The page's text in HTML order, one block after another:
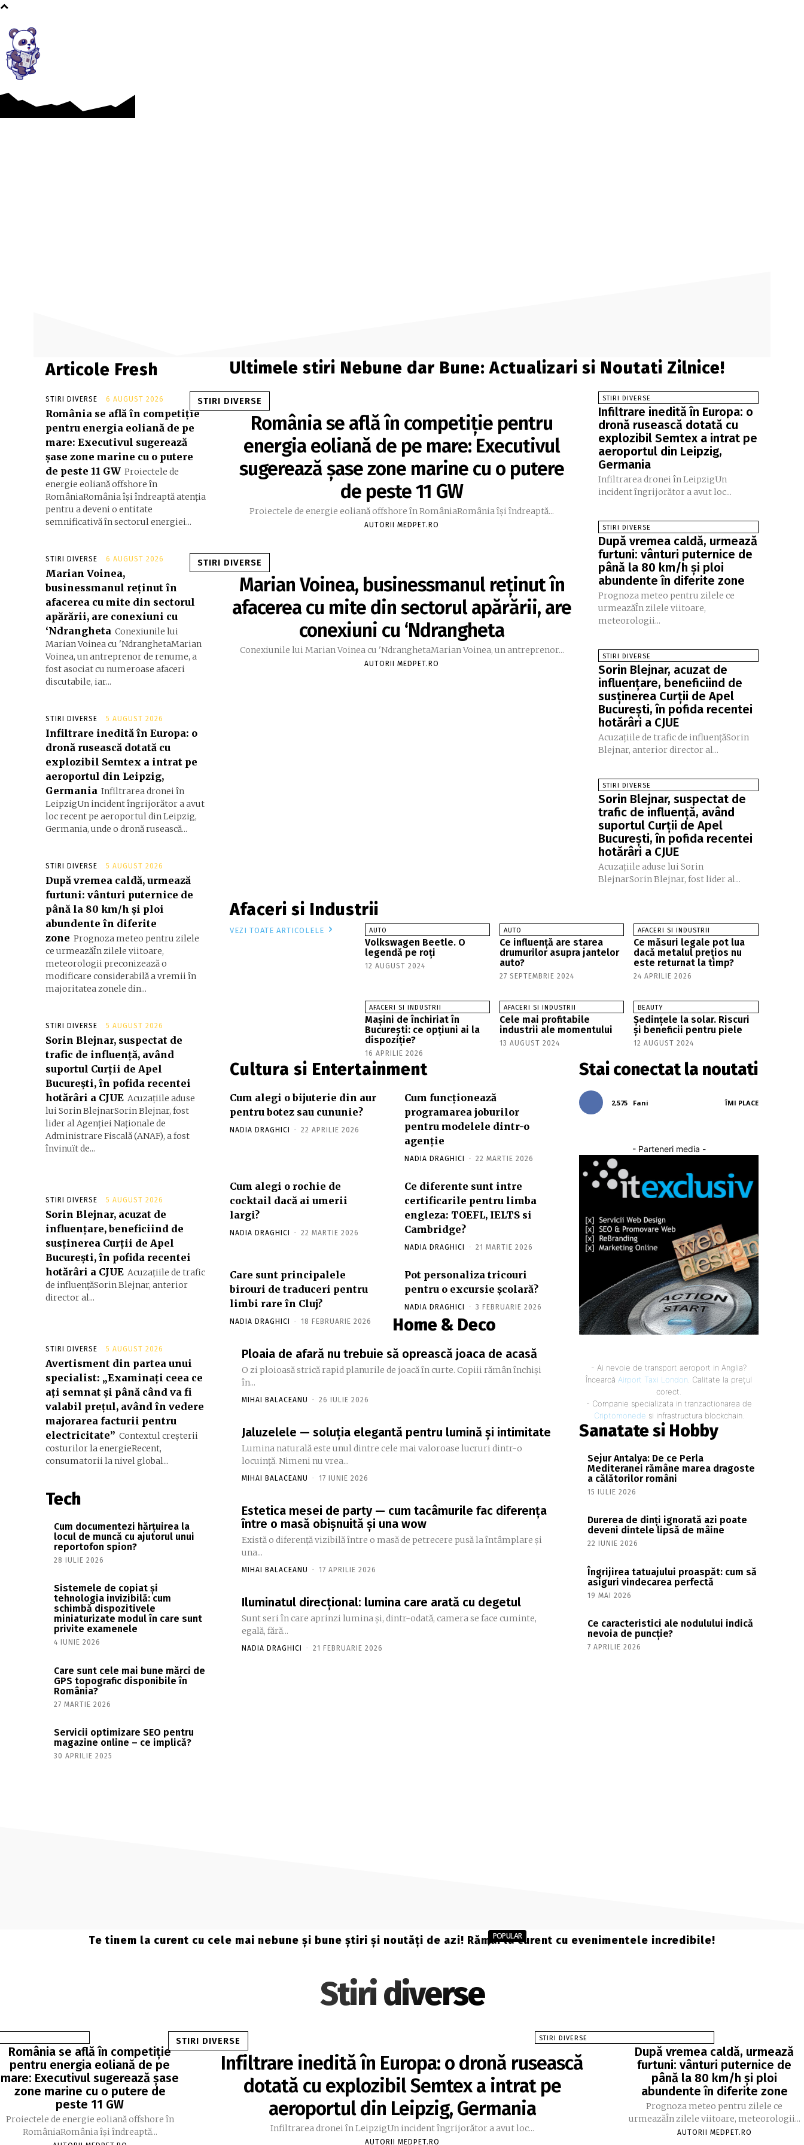
Articole Fresh
STIRI DIVERSE 6 AUGUST 2026
România se află în competiție
pentru energia eoliană de pe
mare: Executivul sugerează
șase zone marine cu o putere
de peste 11 GW Proiectele de
energie eoliană offshore în
RomâniaRomânia își îndreaptă atenția
pentru a deveni o entitate
semnificativă în sectorul energiei...
STIRI DIVERSE 6 AUGUST 2026
Marian Voinea,
businessmanul reținut în
afacerea cu mite din sectorul
apărării, are conexiuni cu
‘Ndrangheta Conexiunile lui
Marian Voinea cu 'NdranghetaMarian
Voinea, un antreprenor de renume, a
fost asociat cu numeroase afaceri
discutabile, iar...
STIRI DIVERSE 5 AUGUST 2026
Infiltrare inedită în Europa: o
dronă rusească dotată cu
explozibil Semtex a intrat pe
aeroportul din Leipzig,
Germania Infiltrarea dronei în
LeipzigUn incident îngrijorător a avut
loc recent pe aeroportul din Leipzig,
Germania, unde o dronă rusească...
STIRI DIVERSE 5 AUGUST 2026
După vremea caldă, urmează
furtuni: vânturi puternice de
până la 80 km/h și ploi
abundente în diferite
zone Prognoza meteo pentru zilele
ce urmeazăÎn zilele viitoare,
meteorologii preconizează o
modificare considerabilă a vremii în
majoritatea zonele din...
STIRI DIVERSE 5 AUGUST 2026
Sorin Blejnar, suspectat de
trafic de influență, având
suportul Curții de Apel
București, în pofida recentei
hotărâri a CJUE Acuzațiile aduse
lui Sorin BlejnarSorin Blejnar, fost
lider al Agenției Naționale de
Administrare Fiscală (ANAF), a fost
învinuït de...
STIRI DIVERSE 5 AUGUST 2026
Sorin Blejnar, acuzat de
influențare, beneficiind de
susținerea Curții de Apel
București, în pofida recentei
hotărâri a CJUE Acuzațiile de trafic
de influențăSorin Blejnar, anterior
director al...
STIRI DIVERSE 5 AUGUST 2026
Avertisment din partea unui
specialist: „Examinați ceea ce
ați semnat și până când va fi
valabil prețul, având în vedere
majorarea facturii pentru
electricitate” Contextul creșterii
costurilor la energieRecent,
consumatorii la nivel global...
Tech
Cum documentezi hărțuirea la
locul de muncă cu ajutorul unui
reportofon spion?
28 IULIE 2026
Sistemele de copiat și
tehnologia invizibilă: cum
schimbă dispozitivele
miniaturizate modul în care sunt
privite examenele
4 IUNIE 2026
Care sunt cele mai bune mărci de
GPS topografic disponibile în
România?
27 MARTIE 2026
Servicii optimizare SEO pentru
magazine online – ce implică?
30 APRILIE 2025
Ultimele stiri Nebune dar Bune: Actualizari si Noutati Zilnice!
STIRI DIVERSE
România se află în competiție pentru
energia eoliană de pe mare: Executivul
sugerează șase zone marine cu o putere
de peste 11 GW
Proiectele de energie eoliană offshore în RomâniaRomânia își îndreaptă...
AUTORII MEDPET.RO
STIRI DIVERSE
Marian Voinea, businessmanul reținut în
afacerea cu mite din sectorul apărării, are
conexiuni cu ‘Ndrangheta
Conexiunile lui Marian Voinea cu 'NdranghetaMarian Voinea, un antreprenor...
AUTORII MEDPET.RO
STIRI DIVERSE
Infiltrare inedită în Europa: o
dronă rusească dotată cu
explozibil Semtex a intrat pe
aeroportul din Leipzig,
Germania
Infiltrarea dronei în LeipzigUn
incident îngrijorător a avut loc...
STIRI DIVERSE
După vremea caldă, urmează
furtuni: vânturi puternice de
până la 80 km/h și ploi
abundente în diferite zone
Prognoza meteo pentru zilele ce
urmeazăÎn zilele viitoare,
meteorologii...
STIRI DIVERSE
Sorin Blejnar, acuzat de
influențare, beneficiind de
susținerea Curții de Apel
București, în pofida recentei
hotărâri a CJUE
Acuzațiile de trafic de influențăSorin
Blejnar, anterior director al...
STIRI DIVERSE
Sorin Blejnar, suspectat de
trafic de influență, având
suportul Curții de Apel
București, în pofida recentei
hotărâri a CJUE
Acuzațiile aduse lui Sorin
BlejnarSorin Blejnar, fost lider al...
Afaceri si Industrii
VEZI TOATE ARTICOLELE AUTO
Volkswagen Beetle. O
legendă pe roți
12 AUGUST 2024
AUTO
Ce influență are starea
drumurilor asupra jantelor
auto?
27 SEPTEMBRIE 2024
AFACERI SI INDUSTRII
Ce măsuri legale pot lua
dacă metalul prețios nu
este returnat la timp?
24 APRILIE 2026
AFACERI SI INDUSTRII
Mașini de închiriat în
București: ce opțiuni ai la
dispoziție?
16 APRILIE 2026
AFACERI SI INDUSTRII
Cele mai profitabile
industrii ale momentului
13 AUGUST 2024
BEAUTY
Ședințele la solar. Riscuri
și beneficii pentru piele
12 AUGUST 2024
Cultura si Entertainment
Cum alegi o bijuterie din aur
pentru botez sau cununie?
NADIA DRAGHICI - 22 APRILIE 2026
Cum funcționează
programarea joburilor
pentru modelele dintr-o
agenție
NADIA DRAGHICI - 22 MARTIE 2026
Cum alegi o rochie de
cocktail dacă ai umerii
largi?
NADIA DRAGHICI - 22 MARTIE 2026
Ce diferente sunt intre
certificarile pentru limba
engleza: TOEFL, IELTS si
Cambridge?
NADIA DRAGHICI - 21 MARTIE 2026
Care sunt principalele
birouri de traduceri pentru
limbi rare în Cluj?
NADIA DRAGHICI - 18 FEBRUARIE 2026
Pot personaliza tricouri
pentru o excursie școlară?
NADIA DRAGHICI - 3 FEBRUARIE 2026
Home & Deco
Ploaia de afară nu trebuie să oprească joaca de acasă
O zi ploioasă strică rapid planurile de joacă în curte. Copiii rămân închiși
în...
MIHAI BALACEANU - 26 IULIE 2026
Jaluzelele — soluția elegantă pentru lumină și intimitate
Lumina naturală este unul dintre cele mai valoroase lucruri dintr-o
locuință. Nimeni nu vrea...
MIHAI BALACEANU - 17 IUNIE 2026
Estetica mesei de party — cum tacâmurile fac diferența
între o masă obișnuită și una wow
Există o diferență vizibilă între o masă de petrecere pusă la întâmplare și
una...
MIHAI BALACEANU - 17 APRILIE 2026
Iluminatul direcțional: lumina care arată cu degetul
Sunt seri în care aprinzi lumina și, dintr-odată, camera se face cuminte,
egală, fără...
NADIA DRAGHICI - 21 FEBRUARIE 2026
Stai conectat la noutati
2,575 Fani ÎMI PLACE
- Parteneri media -
- Ai nevoie de transport aeroport in Anglia?
Încearcă Airport Taxi London . Calitate la prețul
corect.
- Companie specializata in tranzactionarea de
Criptomonede si infrastructura blockchain.
Sanatate si Hobby
Sejur Antalya: De ce Perla
Mediteranei rămâne marea dragoste
a călătorilor români
15 IULIE 2026
Durerea de dinți ignorată azi poate
deveni dintele lipsă de mâine
22 IUNIE 2026
Îngrijirea tatuajului proaspăt: cum să
asiguri vindecarea perfectă
19 MAI 2026
Ce caracteristici ale nodulului indică
nevoia de puncție?
7 APRILIE 2026
Te tinem la curent cu cele mai nebune și bune știri și noutăți de azi! Rămâi la curent cu evenimentele incredibile!
Stiri diverse
POPULAR
România se află în competiție
pentru energia eoliană de pe
mare: Executivul sugerează șase
zone marine cu o putere de
peste 11 GW
Proiectele de energie eoliană offshore în
RomâniaRomânia își îndreaptă...
STIRI DIVERSE
Infiltrare inedită în Europa: o dronă rusească
dotată cu explozibil Semtex a intrat pe
aeroportul din Leipzig, Germania
Infiltrarea dronei în LeipzigUn incident îngrijorător a avut loc...
AUTORII MEDPET.RO
STIRI DIVERSE
După vremea caldă, urmează
furtuni: vânturi puternice de
până la 80 km/h și ploi
abundente în diferite zone
Prognoza meteo pentru zilele ce
urmeazăÎn zilele viitoare, meteorologii...
AUTORII MEDPET.RO